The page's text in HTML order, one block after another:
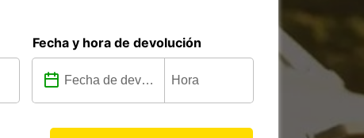
Fecha y hora de devolución